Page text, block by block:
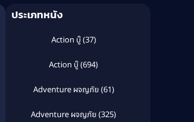
ประเภทหนัง
Action บู๊(37)
Action บู๊(694)
Adventure ผจญภัย (61)
Adventure ผจญภัย (325)